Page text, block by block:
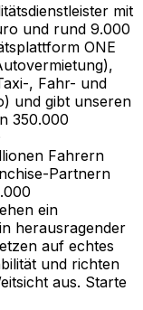
mit
und rund 9.000
ONE
, Fahr- und
und gibt unseren
350.000
Fahrern
Partnern
ein
herausragender
auf echtes
und richten
aus. Starte